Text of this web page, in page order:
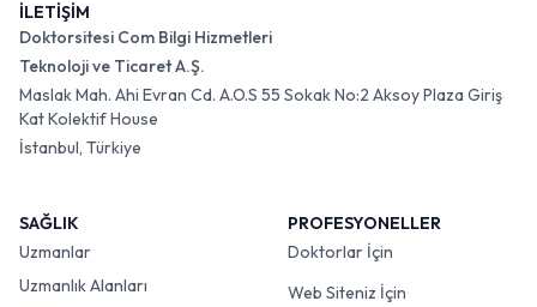
İLETİŞİM
Doktorsitesi Com Bilgi Hizmetleri
Teknoloji ve Ticaret A.Ş.
Maslak Mah. Ahi Evran Cd. A.O.S 55 Sokak No:2 Aksoy Plaza Giriş
Kat Kolektif House
İstanbul, Türkiye
SAĞLIK
Uzmanlar
Uzmanlık Alanları
PROFESYONELLER
Doktorlar İçin
Web Siteniz İçin